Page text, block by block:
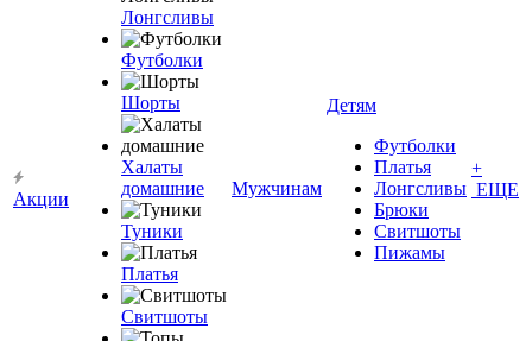
Акции
Лонгсливы
Футболки
Шорты
Халаты
домашние
Туники
Платья
Свитшоты
Мужчинам
Детям
Футболки
Платья
Лонгсливы
Брюки
Свитшоты
Пижамы
+
ЕЩЕ